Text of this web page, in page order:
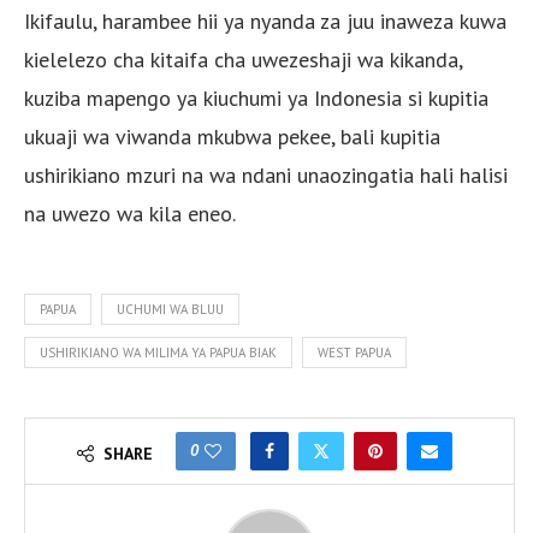
Ikifaulu, harambee hii ya nyanda za juu inaweza kuwa
kielelezo cha kitaifa cha uwezeshaji wa kikanda,
kuziba mapengo ya kiuchumi ya Indonesia si kupitia
ukuaji wa viwanda mkubwa pekee, bali kupitia
ushirikiano mzuri na wa ndani unaozingatia hali halisi
na uwezo wa kila eneo.
PAPUA UCHUMI WA BLUU
USHIRIKIANO WA MILIMA YA PAPUA BIAK WEST PAPUA
SHARE 0